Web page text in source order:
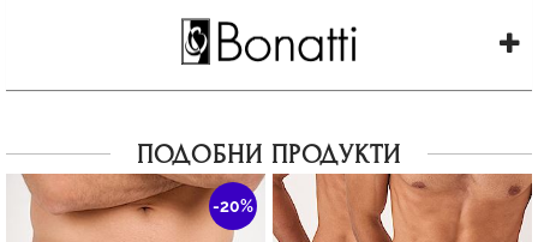
ПОДОБНИ ПРОДУКТИ
-20%